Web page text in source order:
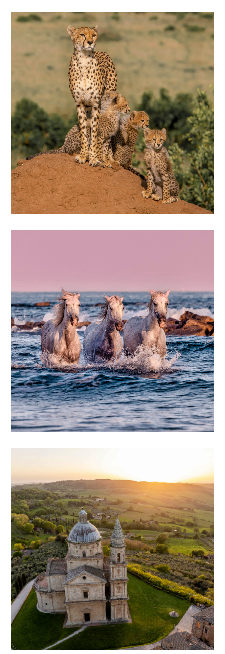
UNE EXPÉRIENCE UNIQUE
BÉNÉFICIER D'UNE EXPERTISE
PROFESSIONNELLE